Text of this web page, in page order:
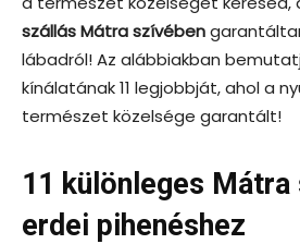
szállás Mátra szívében
lábadról! Az alábbiakban
kínálatának 11 legjobbját, ahol a
természet közelsége garantált!
11 különleges Mátra
erdei pihenéshez